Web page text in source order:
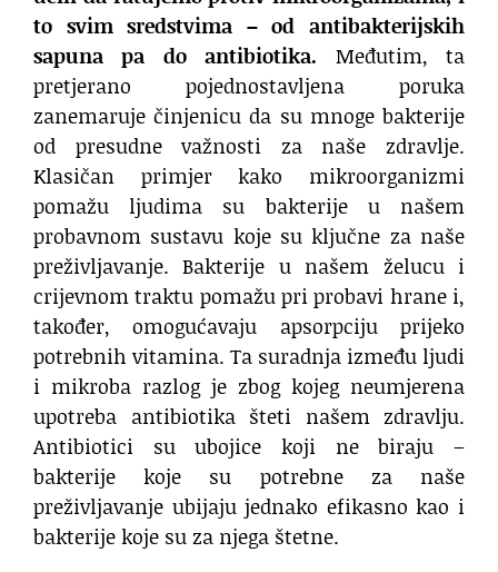
to svim sredstvima – od antibakterijskih
sapuna pa do antibiotika. Međutim, ta
pretjerano pojednostavljena poruka
zanemaruje činjenicu da su mnoge bakterije
od presudne važnosti za naše zdravlje.
Klasičan primjer kako mikroorganizmi
pomažu ljudima su bakterije u našem
probavnom sustavu koje su ključne za naše
preživljavanje. Bakterije u našem želucu i
crijevnom traktu pomažu pri probavi hrane i,
također, omogućavaju apsorpciju prijeko
potrebnih vitamina. Ta suradnja između ljudi
i mikroba razlog je zbog kojeg neumjerena
upotreba antibiotika šteti našem zdravlju.
Antibiotici su ubojice koji ne biraju –
bakterije koje su potrebne za naše
preživljavanje ubijaju jednako efikasno kao i
bakterije koje su za njega štetne.